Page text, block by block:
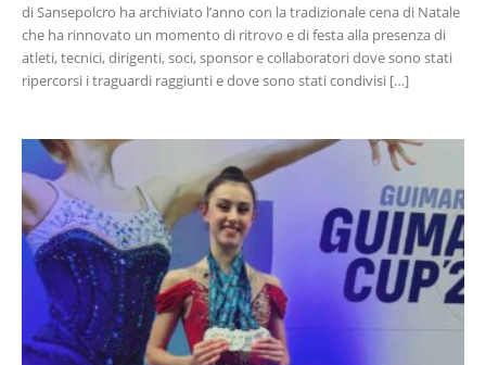
di Sansepolcro ha archiviato l’anno con la tradizionale cena di Natale
che ha rinnovato un momento di ritrovo e di festa alla presenza di
atleti, tecnici, dirigenti, soci, sponsor e collaboratori dove sono stati
ripercorsi i traguardi raggiunti e dove sono stati condivisi […]